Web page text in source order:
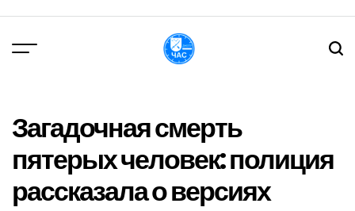
вмісту
Загадочная смерть
пятерых человек: полиция
рассказала о версиях